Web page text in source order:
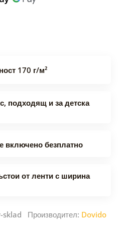
170 г/м²
подходящ и за детска
включено безплатно
от ленти с ширина
sklad Производител: Dovido